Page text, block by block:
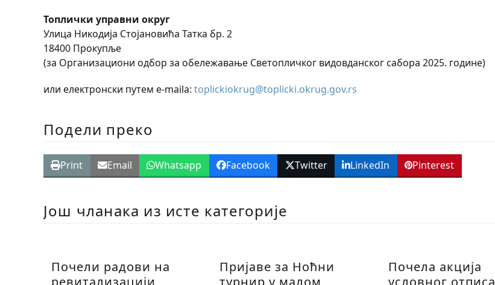
Топлички управни округ
Улица Никодија Стојановића Татка бр. 2
18400 Прокупље
(за Организациони одбор за обележавање Светопличког видовданског сабора 2025. године)
или електронски путем e-maila: toplickiokrug@toplicki.okrug.gov.rs
Подели преко
Print Email Whatsapp Facebook Twitter LinkedIn Pinterest
Још чланака из исте категорије
Почели радови на
Пријаве за Ноћни
Почела акција